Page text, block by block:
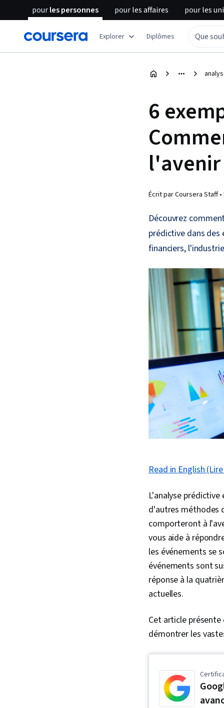
pourles personnes pourles affaires pourles
Explorer Diplômes
6
l'avenir
Écrit par Coursera Staff •
Découvrez
prédictive dans
financiers,
Read in English
L'analyse
d'autres méthodes
comporteront à
vous aide à
les événements se
événements sont
réponse à la
actuelles.
Cet article
démontrer les